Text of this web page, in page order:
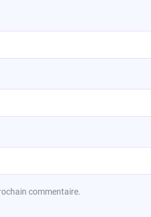
commentaire.